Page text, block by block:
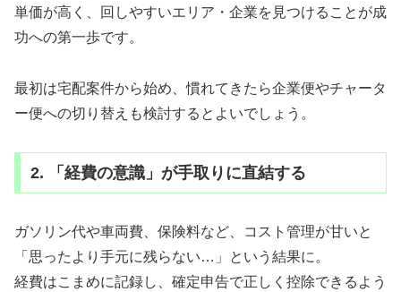
単価が高く、回しやすいエリア・企業を見つけることが成
功への第一歩です。
最初は宅配案件から始め、慣れてきたら企業便やチャータ
ー便への切り替えも検討するとよいでしょう。
2. 「経費の意識」が手取りに直結する
ガソリン代や車両費、保険料など、コスト管理が甘いと
「思ったより手元に残らない…」という結果に。
経費はこまめに記録し、確定申告で正しく控除できるよう